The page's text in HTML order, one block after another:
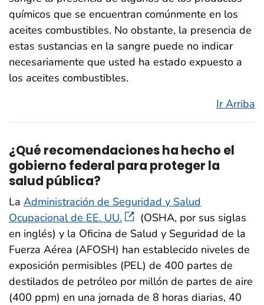
químicos que se encuentran comúnmente en los
aceites combustibles. No obstante, la presencia de
estas sustancias en la sangre puede no indicar
necesariamente que usted ha estado expuesto a
los aceites combustibles.
Ir Arriba
¿Qué recomendaciones ha hecho el
gobierno federal para proteger la
salud pública?
La Administración de Seguridad y Salud
Ocupacional de EE. UU.
(OSHA, por sus siglas
en inglés) y la Oficina de Salud y Seguridad de la
Fuerza Aérea (AFOSH) han establecido niveles de
exposición permisibles (PEL) de 400 partes de
destilados de petróleo por millón de partes de aire
(400 ppm) en una jornada de 8 horas diarias, 40